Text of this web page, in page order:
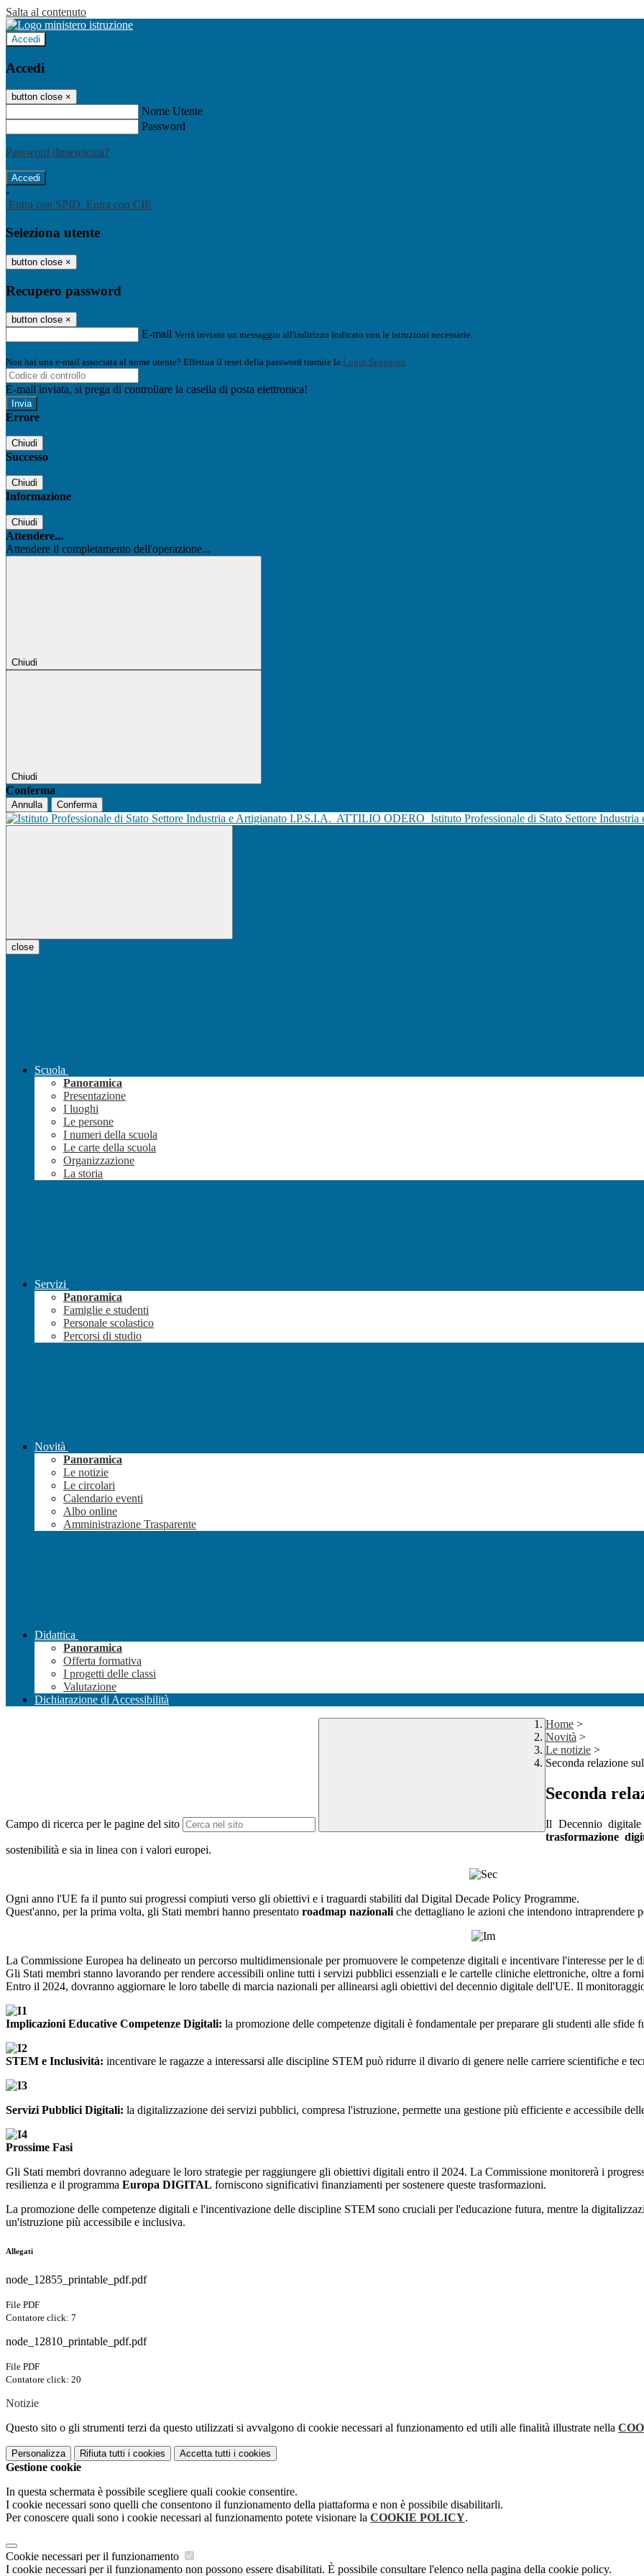
Salta al contenuto
Accedi
Accedi
button close ×
Nome Utente
Password
Password dimenticata?
-
Entra con SPID Entra con CIE
Seleziona utente
button close ×
Recupero password
button close ×
E-mail Verrà inviato un messaggio all'indirizzo indicato con le istruzioni necessarie.
Non hai una e-mail associata al nome utente? Effettua il reset della password tramite la Login Spaggiari
E-mail inviata, si prega di controllare la casella di posta elettronica!
Errore
Chiudi
Successo
Chiudi
Informazione
Chiudi
Attendere...
Attendere il completamento dell'operazione...
Chiudi
Chiudi
Conferma
Annulla Conferma
I.P.S.I.A. ATTILIO ODERO Istituto Professionale di Stato Settore Industria
close
Scuola
Panoramica
Presentazione
I luoghi
Le persone
I numeri della scuola
Le carte della scuola
Organizzazione
La storia
Servizi
Panoramica
Famiglie e studenti
Personale scolastico
Percorsi di studio
Novità
Panoramica
Le notizie
Le circolari
Calendario eventi
Albo online
Amministrazione Trasparente
Didattica
Panoramica
Offerta formativa
I progetti delle classi
Valutazione
Dichiarazione di Accessibilità
Campo di ricerca per le pagine del sito
Home >
Novità >
Le notizie >
Seconda relazione
Seconda
Il Decennio
trasformazione
sostenibilità e sia in linea con i valori europei.
Ogni anno l'UE fa il punto sui progressi compiuti verso gli obiettivi e i traguardi stabiliti dal Digital Decade Policy Programme.
Quest'anno, per la prima volta, gli Stati membri hanno presentato roadmap nazionali che dettagliano le azioni che intendono
La Commissione Europea ha delineato un percorso multidimensionale per promuovere le competenze digitali e incentivare l'interesse per le
Gli Stati membri stanno lavorando per rendere accessibili online tutti i servizi pubblici essenziali e le cartelle cliniche elettroniche, oltre a
Entro il 2024, dovranno aggiornare le loro tabelle di marcia nazionali per allinearsi agli obiettivi del decennio digitale dell'UE. Il
Implicazioni Educative Competenze Digitali: la promozione delle competenze digitali è fondamentale per preparare gli studenti alle
STEM e Inclusività: incentivare le ragazze a interessarsi alle discipline STEM può ridurre il divario di genere nelle carriere scientifiche e
Servizi Pubblici Digitali: la digitalizzazione dei servizi pubblici, compresa l'istruzione, permette una gestione più efficiente e accessibile
Prossime Fasi
Gli Stati membri dovranno adeguare le loro strategie per raggiungere gli obiettivi digitali entro il 2024. La Commissione monitorerà i
resilienza e il programma Europa DIGITAL forniscono significativi finanziamenti per sostenere queste trasformazioni.
La promozione delle competenze digitali e l'incentivazione delle discipline STEM sono cruciali per l'educazione futura, mentre la
un'istruzione più accessibile e inclusiva.
Allegati
node_12855_printable_pdf.pdf
File PDF
Contatore click: 7
node_12810_printable_pdf.pdf
File PDF
Contatore click: 20
Notizie
Questo sito o gli strumenti terzi da questo utilizzati si avvalgono di cookie necessari al funzionamento ed utili alle finalità illustrate nella
Personalizza Rifiuta tutti i cookies Accetta tutti i cookies
Gestione cookie
In questa schermata è possibile scegliere quali cookie consentire.
I cookie necessari sono quelli che consentono il funzionamento della piattaforma e non è possibile disabilitarli.
Per conoscere quali sono i cookie necessari al funzionamento potete visionare la COOKIE POLICY.
Cookie necessari per il funzionamento
I cookie necessari per il funzionamento non possono essere disabilitati. È possibile consultare l'elenco nella pagina della cookie policy.